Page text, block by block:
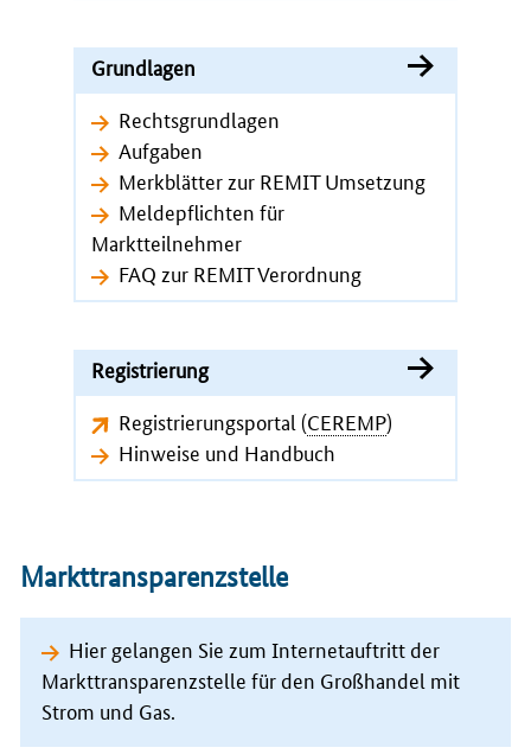
Grundlagen
Rechtsgrundlagen
Aufgaben
Merkblätter zur REMIT Umsetzung
Meldepflichten für
Marktteilnehmer
FAQ zur REMIT Verordnung
Registrierung
Registrierungsportal (CEREMP)
Hinweise und Handbuch
Markttransparenzstelle
Hier gelangen Sie zum Internetauftritt der
Markttransparenzstelle für den Großhandel mit
Strom und Gas.